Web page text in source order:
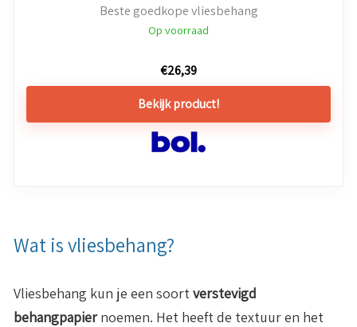
Beste goedkope vliesbehang
Op voorraad
€26,39
Bekijk product!
Wat is vliesbehang?
Vliesbehang kun je een soortverstevigd
behangpapiernoemen. Het heeft de textuur en het